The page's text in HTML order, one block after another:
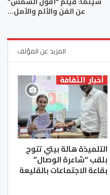
عن الفن والألم والأمل…
المزيد عن المؤلف
أخبار الثقافة
التلميذة هالة بيتي تتوج
بلقب “شاعرة الوصال”
بقاعة الاجتماعات بالقليعة